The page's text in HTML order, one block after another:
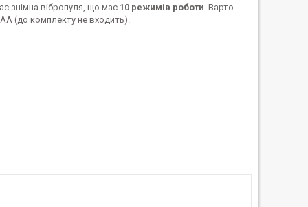
знімна вібропуля, що має 10 режимів роботи. Варто
(до комплекту не входить).